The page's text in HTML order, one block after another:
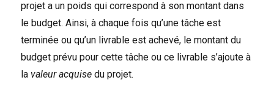
projet a un poids qui correspond à son montant dans
le budget. Ainsi, à chaque fois qu’une tâche est
terminée ou qu’un livrable est achevé, le montant du
budget prévu pour cette tâche ou ce livrable s’ajoute à
la valeur acquise du projet.